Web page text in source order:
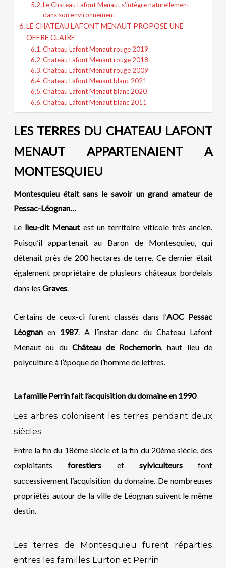
Le Chateau Lafont Menaut s’intègre naturellement
dans son environnement
LE CHATEAU LAFONT MENAUT PROPOSE UNE
OFFRE CLAIRE
Chateau Lafont Menaut rouge 2019
Chateau Lafont Menaut rouge 2018
Chateau Lafont Menaut rouge 2009
Chateau Lafont Menaut blanc 2021
Chateau Lafont Menaut blanc 2020
Chateau Lafont Menaut blanc 2011
LES TERRES DU CHATEAU LAFONT
MENAUT APPARTENAIENT A
MONTESQUIEU
Montesquieu était sans le savoir un grand amateur de
Pessac-Léognan…
Le lieu-dit Menautest un territoire viticole très ancien.
Puisqu’il appartenait au Baron de Montesquieu, qui
détenait près de 200 hectares de terre. Ce dernier était
également propriétaire de plusieurs châteaux bordelais
dans les Graves.
Certains de ceux-ci furent classés dans l’AOC Pessac
Léognanen 1987. A l’instar donc du Chateau Lafont
Menaut ou duChâteau de Rochemorin, haut lieu de
polyculture à l’époque de l’homme de lettres.
La famille Perrin fait l’acquisition du domaineen1990
Les arbres colonisent les terres pendant deux
siècles
Entre la fin du 18ème siècle et la fin du 20ème siècle, des
exploitantsforestiers et sylviculteursfont
successivement l’acquisition du domaine. De nombreuses
propriétés autour de la ville de Léognan suivent le même
destin.
Les terres de Montesquieu furent réparties
entres les familles Lurton et Perrin